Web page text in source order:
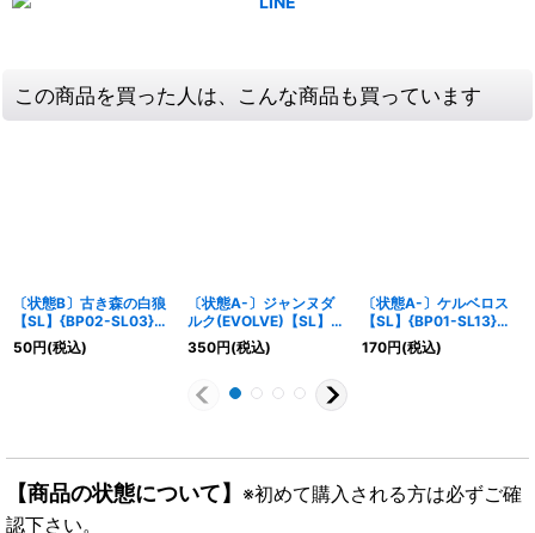
この商品を買った人は、こんな商品も買っています
〔状態B〕古き森の白狼
【SL】{BP02-SL03}
《エルフ》
50円(税込)
〔状態A-〕ジャンヌダ
ルク(EVOLVE)【SL】
{BP01-SL18}《ビショッ
プ》
350円(税込)
〔状態A-〕ケルベロス
【SL】{BP01-SL13}
《ナイトメア》
170円(税込)
【商品の状態について】 ※初めて購入される方は必ずご確
認下さい。